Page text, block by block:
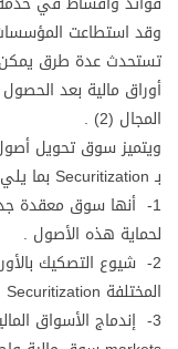
وقد استطاعت المؤسسات
تستحدث عدة طرق
أوراق مالية بعد
المجال (2) .
ويتميز سوق تحويل
بـ Securitization بما يلي :
1- أنها سوق معقدة
لحماية هذه الأصول .
2- شيوع التصكيك
المختلفة Securitization .